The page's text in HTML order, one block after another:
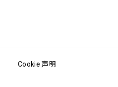
Cookie 声明